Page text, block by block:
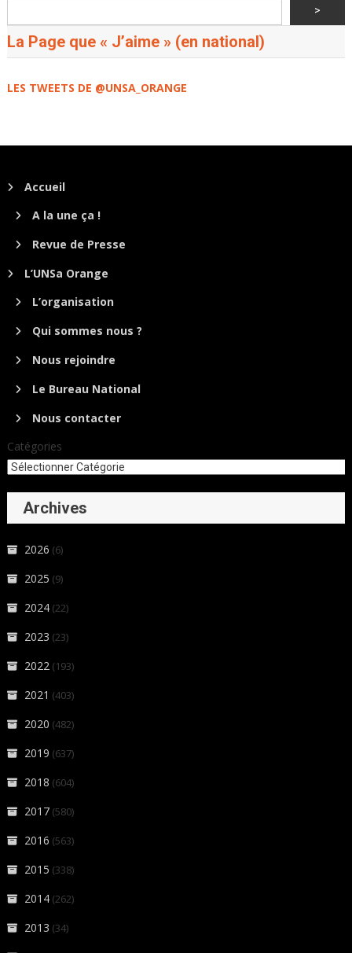
>
La Page que « J’aime » (en national)
LES TWEETS DE @UNSA_ORANGE
Accueil
A la une ça !
Revue de Presse
L’UNSa Orange
L’organisation
Qui sommes nous ?
Nous rejoindre
Le Bureau National
Nous contacter
Catégories
Archives
2026 (6)
2025 (9)
2024 (22)
2023 (23)
2022 (193)
2021 (403)
2020 (482)
2019 (637)
2018 (604)
2017 (580)
2016 (563)
2015 (338)
2014 (262)
2013 (34)